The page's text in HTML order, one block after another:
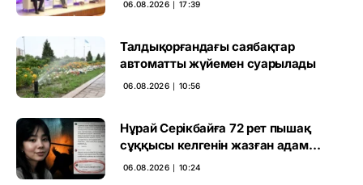
06.08.2026 ∣ 17:39
Талдықорғандағы саябақтар
автоматты жүйемен суарылады
06.08.2026 ∣ 10:56
Нұрай Серікбайға 72 рет пышақ
сұққысы келгенін жазған адам
ұсталды
06.08.2026 ∣ 10:24